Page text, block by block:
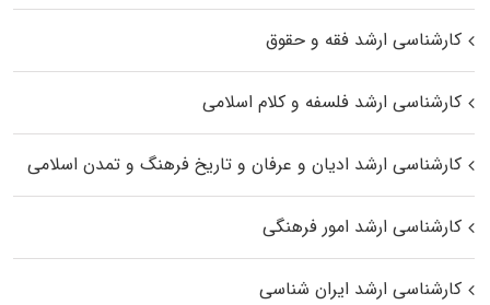
کارشناسی ارشد فقه و حقوق
کارشناسی ارشد فلسفه و کلام اسلامی
کارشناسی ارشد ادیان و عرفان و تاریخ فرهنگ و تمدن اسلامی
کارشناسی ارشد امور فرهنگی
کارشناسی ارشد ایران شناسی